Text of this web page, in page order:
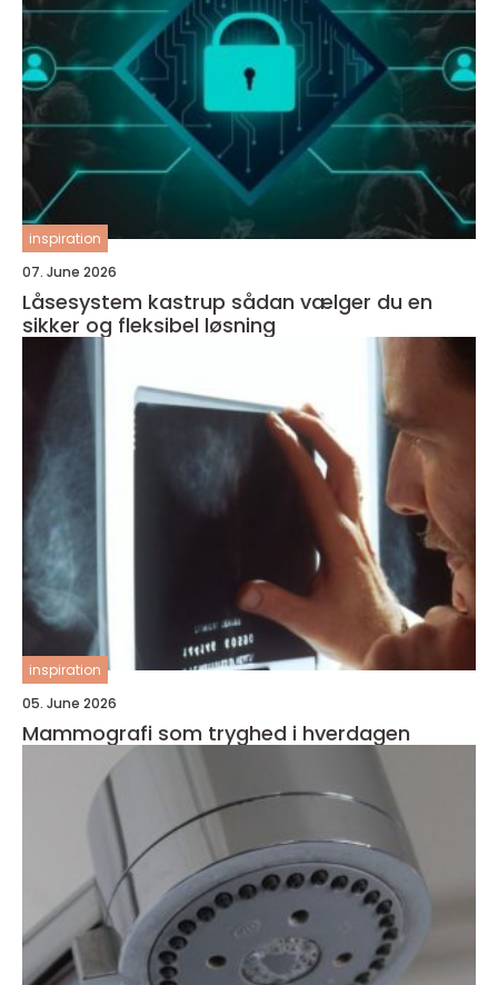
inspiration
07. June 2026
Låsesystem kastrup sådan vælger du en
sikker og fleksibel løsning
inspiration
05. June 2026
Mammografi som tryghed i hverdagen